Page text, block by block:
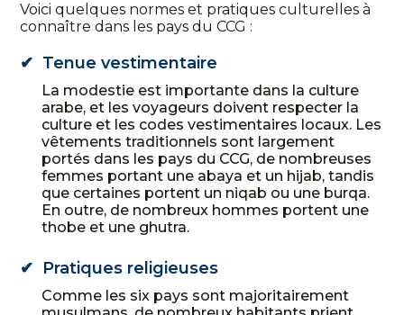
Voici quelques normes et pratiques culturelles à
connaître dans les pays du CCG :
Tenue vestimentaire
La modestie est importante dans la culture
arabe, et les voyageurs doivent respecter la
culture et les codes vestimentaires locaux. Les
vêtements traditionnels sont largement
portés dans les pays du CCG, de nombreuses
femmes portant une abaya et un hijab, tandis
que certaines portent un niqab ou une burqa.
En outre, de nombreux hommes portent une
thobe et une ghutra.
Pratiques religieuses
Comme les six pays sont majoritairement